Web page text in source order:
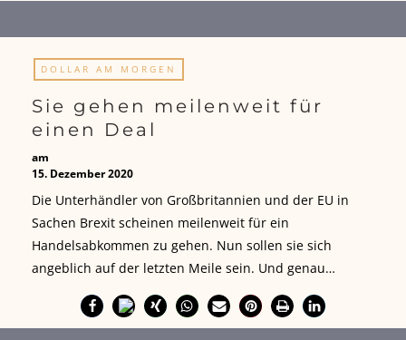
DOLLAR AM MORGEN
Sie gehen meilenweit für
einen Deal
am
15. Dezember 2020
Die Unterhändler von Großbritannien und der EU in
Sachen Brexit scheinen meilenweit für ein
Handelsabkommen zu gehen. Nun sollen sie sich
angeblich auf der letzten Meile sein. Und genau…